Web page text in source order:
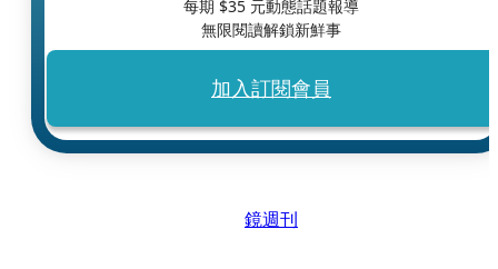
每期 $35 元動態話題報導
無限閱讀解鎖新鮮事
加入訂閱會員
鏡週刊